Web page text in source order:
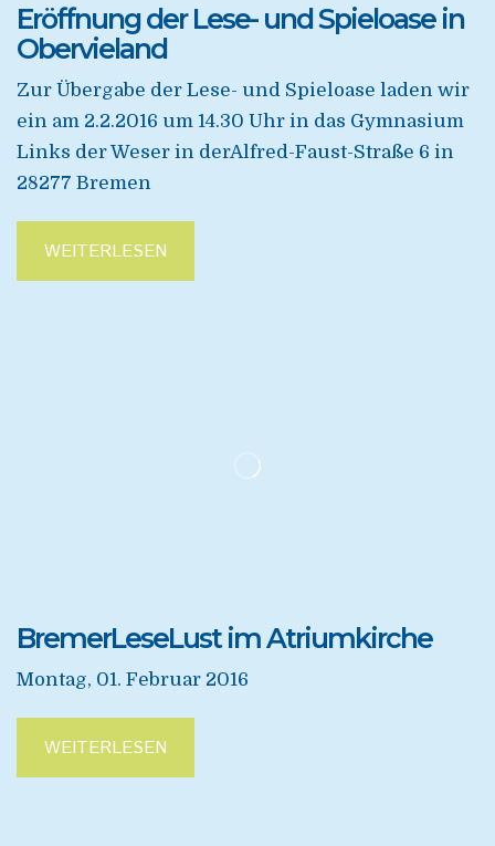
Eröffnung der Lese- und Spieloase in
Obervieland
Zur Übergabe der Lese- und Spieloase laden wir
ein am 2.2.2016 um 14.30 Uhr in das Gymnasium
Links der Weser in derAlfred-Faust-Straße 6 in
28277 Bremen
WEITERLESEN
BremerLeseLust im Atriumkirche
Montag, 01. Februar 2016
WEITERLESEN